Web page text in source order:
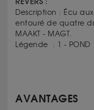
REVERS :
Description : Écu
entouré de quatre
MAAKT - MAGT.
Légende : 1 -
AVANTAGES